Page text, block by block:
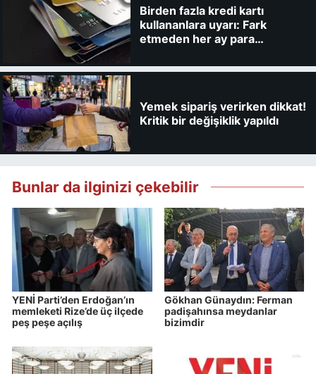
Birden fazla kredi kartı
kullananlara uyarı: Fark
etmeden her ay para
Yemek sipariş verirken dikkat!
Kritik bir değişiklik yapıldı
Bunlar da ilginizi çekebilir
YENİ Parti’den Erdoğan’ın
memleketi Rize’de üç ilçede
peş peşe açılış
Gökhan Günaydın: Ferman
padişahınsa meydanlar
bizimdir